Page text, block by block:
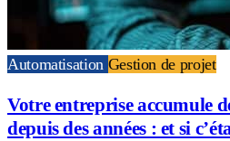
Automatisation Gestion de projet
Votre entreprise accumule
depuis des années : et si